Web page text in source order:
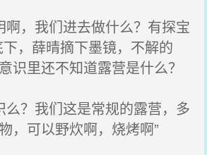
，我们进去做什么？有探宝
，薛晴摘下墨镜，不解的
识里还不知道露营是什么？
？我们这是常规的露营，多
，可以野炊啊，烧烤啊”